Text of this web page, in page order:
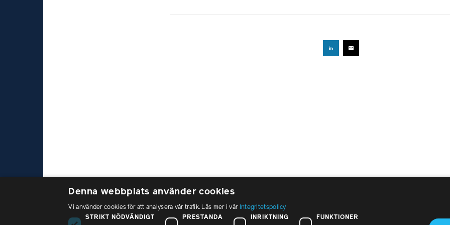
Besöksadress:
Denna webbplats använder cookies
Vi använder cookies för att analysera vår trafik. Läs mer i vår Integritetspolicy
STRIKT NÖDVÄNDIGT
PRESTANDA INRIKTNING FUNKTIONER